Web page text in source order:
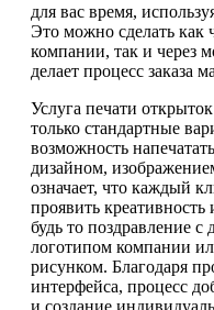
для вас время,
Это можно сделать как
компании, так и через
делает процесс
Услуга печати
только стандартные
возможность
дизайном,
означает, что каждый
проявить
будь то поздравление
логотипом компании
рисунком. Благодаря
интерфейса, процесс